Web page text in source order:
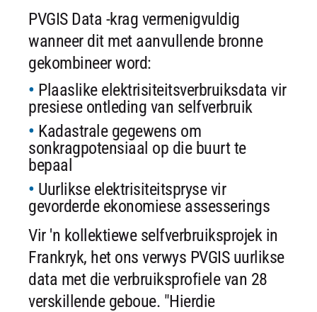
PVGIS Data -krag vermenigvuldig
wanneer dit met aanvullende bronne
gekombineer word:
Plaaslike elektrisiteitsverbruiksdata vir
presiese ontleding van selfverbruik
Kadastrale gegewens om
sonkragpotensiaal op die buurt te
bepaal
Uurlikse elektrisiteitspryse vir
gevorderde ekonomiese assesserings
Vir 'n kollektiewe selfverbruiksprojek in
Frankryk, het ons verwys PVGIS uurlikse
data met die verbruiksprofiele van 28
verskillende geboue. "Hierdie